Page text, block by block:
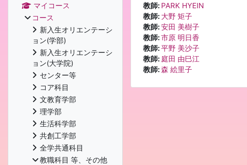
教師: PARK HYEIN
教師: 大野 矩子
教師:安田 美樹子
教師:市原 明日香
教師:平野 美沙子
教師: 庭田 由巳江
教師:森 絵里子
マイコース
コース
新入生オリエンテーシ
ョン(学部)
新入生オリエンテーシ
ョン(大学院)
センター等
コア科目
文教育学部
理学部
生活科学部
共創工学部
全学共通科目
教職科目 等、その他